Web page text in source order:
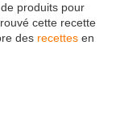
produits pour
cette recette
des recettes en